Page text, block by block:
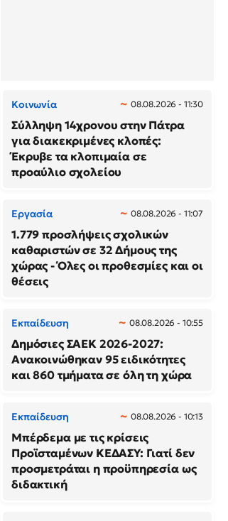
Κοινωνία 08.08.2026 - 11:30
Σύλληψη 14χρονου στην Πάτρα
για διακεκριμένες κλοπές:
Έκρυβε τα κλοπιμαία σε
προαύλιο σχολείου
Εργασία 08.08.2026 - 11:07
1.779 προσλήψεις σχολικών
καθαριστών σε 32 Δήμους της
χώρας - Όλες οι προθεσμίες και οι
θέσεις
Εκπαίδευση 08.08.2026 - 10:55
Δημόσιες ΣΑΕΚ 2026-2027:
Ανακοινώθηκαν 95 ειδικότητες
και 860 τμήματα σε όλη τη χώρα
Εκπαίδευση 08.08.2026 - 10:13
Μπέρδεμα με τις κρίσεις
Προϊσταμένων ΚΕΔΑΣΥ: Γιατί δεν
προσμετράται η προϋπηρεσία ως
διδακτική